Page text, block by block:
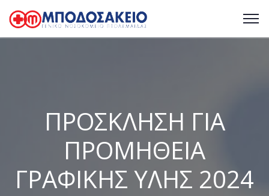
ΠΡΟΣΚΛΗΣΗ ΓΙΑ
ΠΡΟΜΗΘΕΙΑ
ΓΡΑΦΙΚΗΣ ΥΛΗΣ 2024